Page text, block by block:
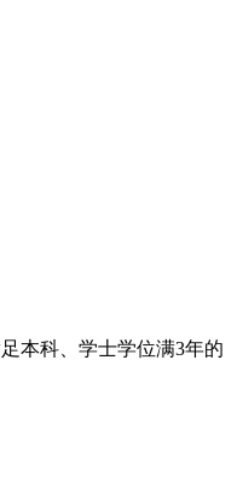
本科、学士学位满3年的